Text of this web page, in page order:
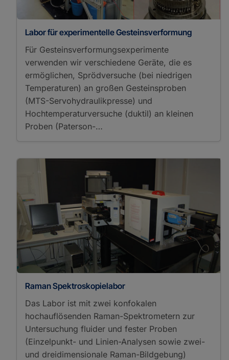
Labor für experimentelle Gesteinsverformung
Für Gesteinsverformungsexperimente
verwenden wir verschiedene Geräte, die es
ermöglichen, Sprödversuche (bei niedrigen
Temperaturen) an großen Gesteinsproben
(MTS-Servohydraulikpresse) und
Hochtemperaturversuche (duktil) an kleinen
Proben (Paterson-…
Raman Spektroskopielabor
Das Labor ist mit zwei konfokalen
hochauflösenden Raman-Spektrometern zur
Untersuchung fluider und fester Proben
(Einzelpunkt- und Linien-Analysen sowie zwei-
und dreidimensionale Raman-Bildgebung)